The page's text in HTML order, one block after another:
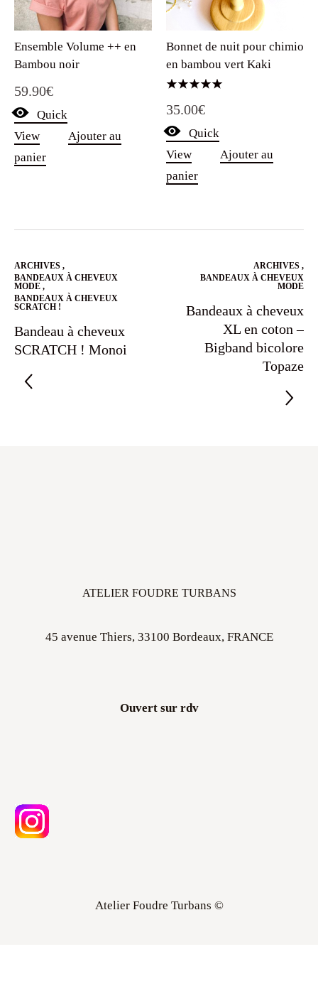
Ensemble Volume ++ en
Bambou noir
59.90€
Quick
View
Ajouter au
panier
Bonnet de nuit pour chimio
en bambou vert Kaki
5.00
sur 5
35.00€
Quick
View
Ajouter au
panier
ARCHIVES ,
BANDEAUX À CHEVEUX
MODE ,
BANDEAUX À CHEVEUX
SCRATCH !
Bandeau à cheveux
SCRATCH ! Monoi
ARCHIVES ,
BANDEAUX À CHEVEUX
MODE
Bandeaux à cheveux
XL en coton –
Bigband bicolore
Topaze
ATELIER FOUDRE TURBANS
45 avenue Thiers, 33100 Bordeaux, FRANCE
Ouvert sur rdv
Atelier Foudre Turbans ©